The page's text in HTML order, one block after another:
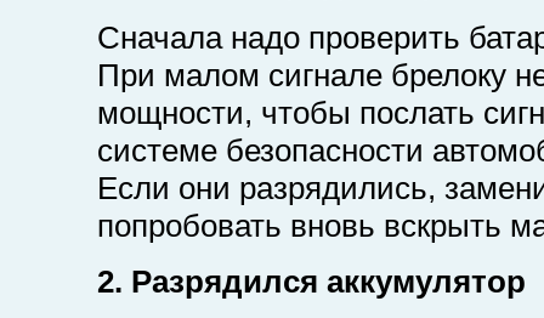
Сначала надо проверить
При малом сигнале брелоку
мощности, чтобы послать
системе безопасности
Если они разрядились,
попробовать вновь вскрыть
2. Разрядился аккумулятор